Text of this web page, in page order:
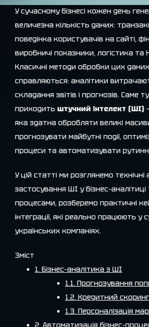
У сучасному бізнесі кожен день
величезна кількість даних:
поведінка користувачів на сайті,
виробничі показники, логістика та
Класичні методи обробки цих
справляються: аналітики
складання звітів і прогнозів. Саме
приходить штучний інтелект (ШІ)
яка здатна обробляти великі
прогнозувати майбутні події,
процеси та автоматизувати
У цій статті ми розглянемо технічні
застосування ШІ у бізнес-аналітиці
процесами, розберемо практичні
інтеграції, які реально працюють у
українських компаніях.
Зміст
1. Бізнес-аналітика з ШІ
1.1. Прогнозування
1.2. Кредитний скоринг
1.3. Персоналізація
2. Автоматизація бізнес-